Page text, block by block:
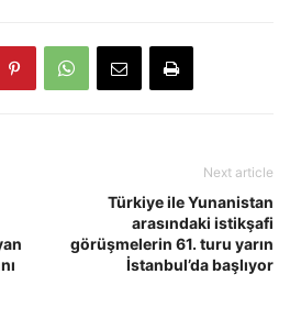
Next article
Türkiye ile Yunanistan
arasındaki istikşafi
görüşmelerin 61. turu yarın
İstanbul’da başlıyor